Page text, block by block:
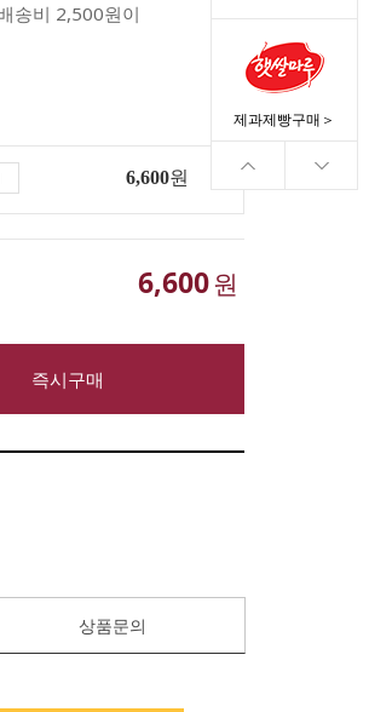
제과제빵구매＞
송비 2,500원이
6,600원
6,600원
즉시구매
상품문의